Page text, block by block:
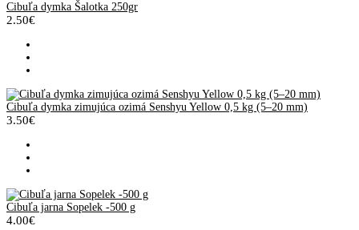
Cibuľa dymka Šalotka 250gr
2.50€
Cibuľa dymka zimujúca ozimá Senshyu Yellow 0,5 kg (5–20 mm)
3.50€
Cibuľa jarna Sopelek -500 g
4.00€